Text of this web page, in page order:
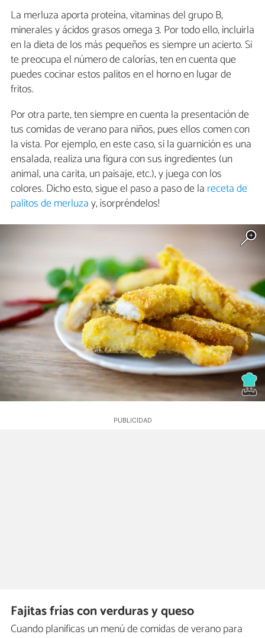
La merluza aporta proteína, vitaminas del grupo B,
minerales y ácidos grasos omega 3. Por todo ello, incluirla
en la dieta de los más pequeños es siempre un acierto. Si
te preocupa el número de calorías, ten en cuenta que
puedes cocinar estos palitos en el horno en lugar de
fritos.
Por otra parte, ten siempre en cuenta la presentación de
tus comidas de verano para niños, pues ellos comen con
la vista. Por ejemplo, en este caso, si la guarnición es una
ensalada, realiza una figura con sus ingredientes (un
animal, una carita, un paisaje, etc.), y juega con los
colores. Dicho esto, sigue el paso a paso de la receta de
palitos de merluzay, ¡sorpréndelos!
Fajitas frías con verduras y queso
Cuando planificas un menú de comidas de verano para